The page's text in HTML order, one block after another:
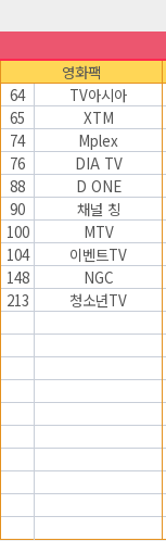
영화팩
64
TV아시아
65
XTM
74
Mplex
76
DIA TV
88
D ONE
90
채널 칭
100
MTV
104
이벤트TV
148
NGC
213
청소년TV